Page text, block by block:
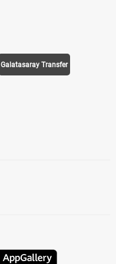
Galatasaray Transfer